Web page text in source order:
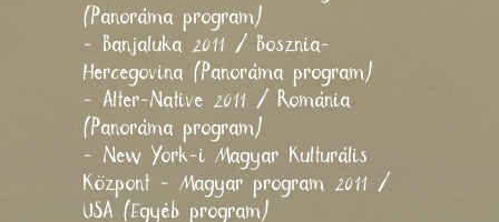
(Panoráma program)
- Banjaluka 2011 / Bosznia-
Hercegovina (Panoráma program)
- Alter-Native 2011 / Románia
(Panoráma program)
- New York-i Magyar Kulturális
Központ - Magyar program 2011 /
USA (Egyéb program)